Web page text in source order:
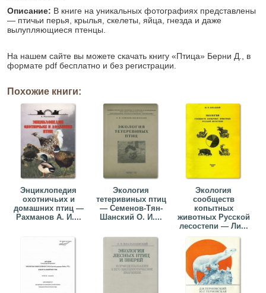
Описание: В книге на уникальных фотографиях представлены
— птичьи перья, крылья, скелеты, яйца, гнезда и даже
вылупляющиеся птенцы.
На нашем сайте вы можете скачать книгу «Птица» Берни Д., в
формате pdf бесплатно и без регистрации.
Похожие книги:
Энциклопедия
охотничьих и
домашних птиц —
Рахманов А. И....
Экология
тетеривиных птиц
— Семенов-Тян-
Шанский О. И....
Экология
сообществ
копытных
животных Русской
лесостепи — Ли...